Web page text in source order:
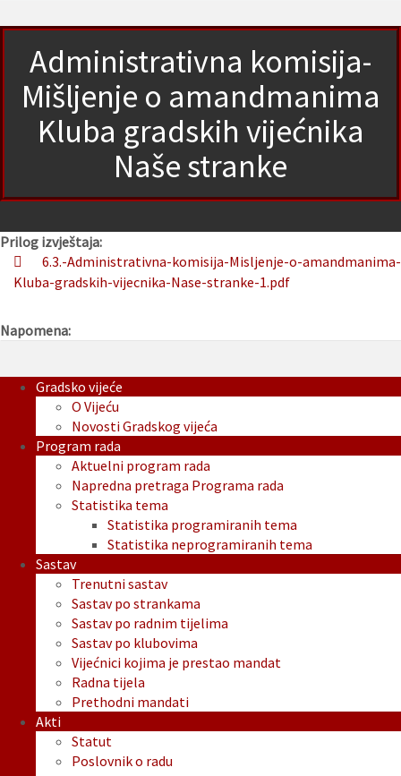
Administrativna komisija-
Mišljenje o amandmanima
Kluba gradskih vijećnika
Naše stranke
Prilog izvještaja:
6.3.-Administrativna-komisija-Misljenje-o-amandmanima-
Kluba-gradskih-vijecnika-Nase-stranke-1.pdf
Napomena:
Gradsko vijeće
O Vijeću
Novosti Gradskog vijeća
Program rada
Aktuelni program rada
Napredna pretraga Programa rada
Statistika tema
Statistika programiranih tema
Statistika neprogramiranih tema
Sastav
Trenutni sastav
Sastav po strankama
Sastav po radnim tijelima
Sastav po klubovima
Vijećnici kojima je prestao mandat
Radna tijela
Prethodni mandati
Akti
Statut
Poslovnik o radu